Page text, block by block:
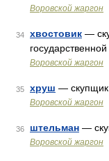
Воровской жаргон
34 хвостовик —
Воровской жаргон
35 хруш — скупщик
Воровской жаргон
36 штельман —
Воровской жаргон